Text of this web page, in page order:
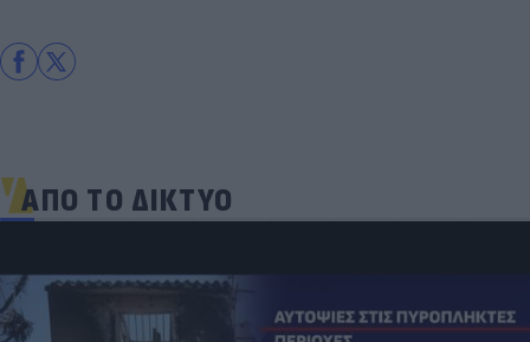
ΑΠΟ ΤΟ ΔΙΚΤΥΟ